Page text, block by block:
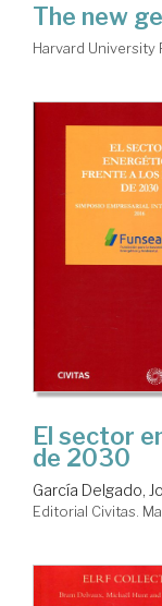
The new
Harvard University
El sector
de 2030
García Delgado,
Editorial Civitas.